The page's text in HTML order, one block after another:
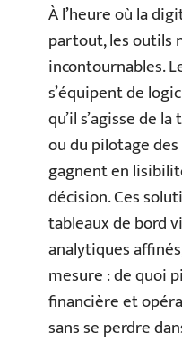
À l’heure où la
partout, les outils
incontournables.
s’équipent de
qu’il s’agisse de
ou du pilotage
gagnent en
décision. Ces
tableaux de bord
analytiques
mesure : de quoi
financière et
sans se perdre